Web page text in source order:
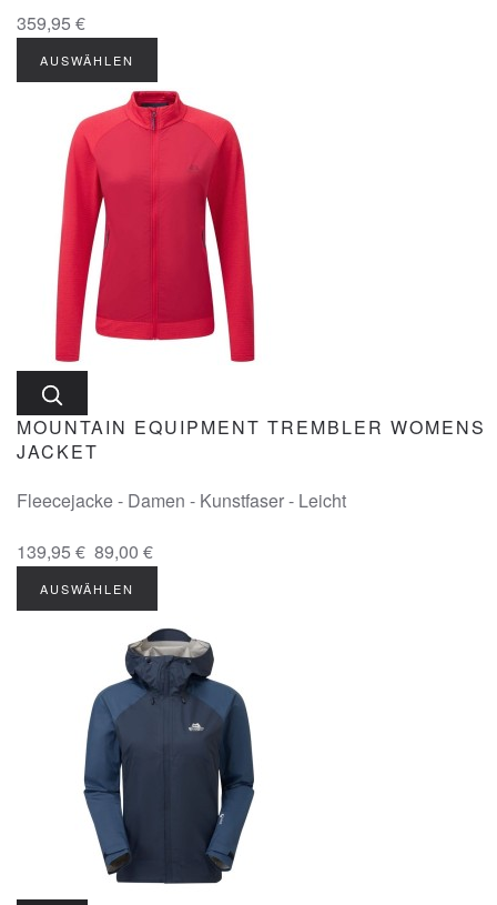
359,95 €
AUSWÄHLEN
MOUNTAIN EQUIPMENT TREMBLER WOMENS
JACKET
Fleecejacke - Damen - Kunstfaser - Leicht
139,95 € 89,00 €
AUSWÄHLEN